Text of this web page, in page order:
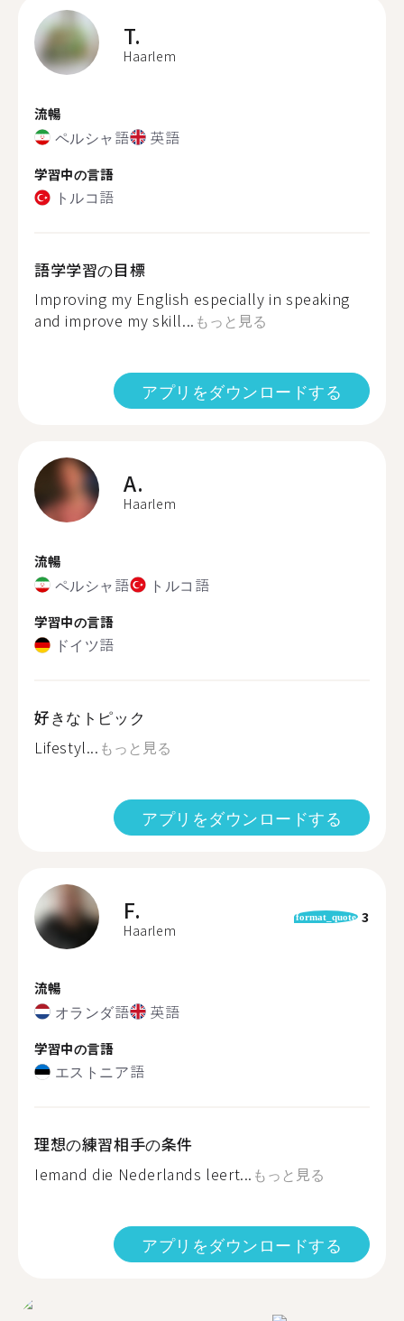
T.
Haarlem
流暢
ペルシャ語 英語
学習中の言語
トルコ語
語学学習の目標
Improving my English especially in speaking
and improve my skill... もっと見る
アプリをダウンロードする
A.
Haarlem
流暢
ペルシャ語 トルコ語
学習中の言語
ドイツ語
好きなトピック
Lifestyl... もっと見る
アプリをダウンロードする
F.
Haarlem
format_quote 3
流暢
オランダ語 英語
学習中の言語
エストニア語
理想の練習相手の条件
Iemand die Nederlands leert... もっと見る
アプリをダウンロードする